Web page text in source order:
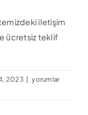
iletişim
ücretsiz teklif
2023
Teklif
için
yorumlar